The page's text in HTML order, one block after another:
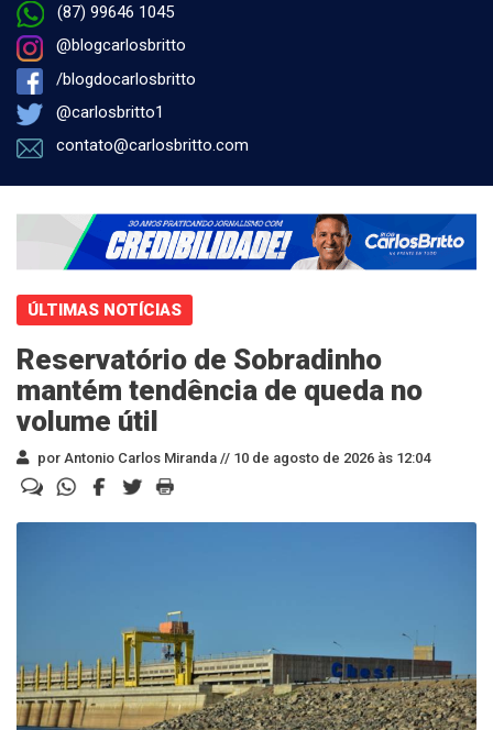
(87) 99646 1045
@blogcarlosbritto
/blogdocarlosbritto
@carlosbritto1
contato@carlosbritto.com
ÚLTIMAS NOTÍCIAS
Reservatório de Sobradinho
mantém tendência de queda no
volume útil
por Antonio Carlos Miranda // 10 de agosto de 2026 às 12:04